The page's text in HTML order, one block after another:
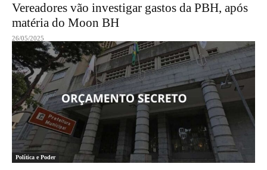
Vereadores vão investigar gastos da PBH, após
matéria do Moon BH
26/05/2025
Política e Poder